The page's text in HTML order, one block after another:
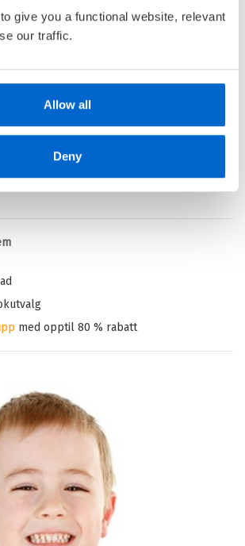
give you a functional website, relevant
our traffic.
Allow all
Deny
på nett
maks rabatt
med opptil 80 % rabatt